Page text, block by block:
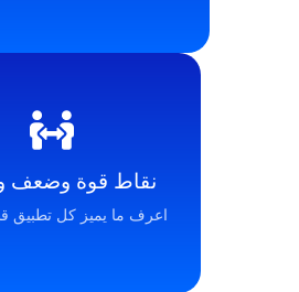
نقاط قوة وضعف واضحة
اعرف ما يميز كل تطبيق قبل تفعيله.